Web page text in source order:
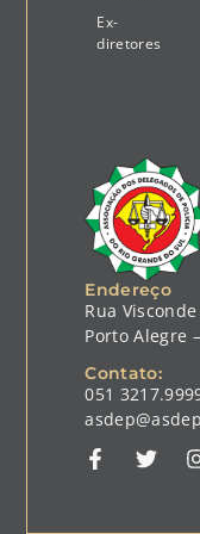
Endereço
Rua
Porto Alegre
Contato:
051
Ex-
diretores